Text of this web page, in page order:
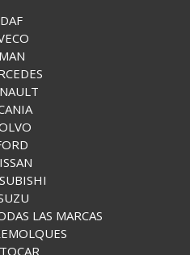
DAF
MAN
LAS MARCAS